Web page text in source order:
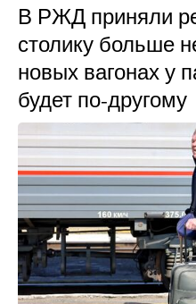
В РЖД приняли
столику больше
новых вагонах у
будет по-другому